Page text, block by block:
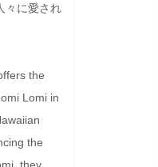
々に愛され
the
Lomi in
the
they